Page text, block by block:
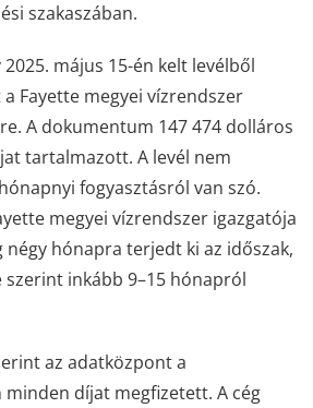
szakaszában.
május 15-én kelt levélből
Fayette megyei vízrendszer
A dokumentum 147 474 dolláros
tartalmazott. A levél nem
fogyasztásról van szó.
megyei vízrendszer igazgatója
hónapra terjedt ki az időszak,
szerint inkább 9–15 hónapról
az adatközpont a
díjat megfizetett. A cég